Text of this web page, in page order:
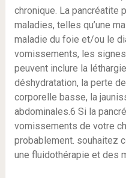
chronique. La pancréatite
maladies, telles qu’une
maladie du foie et/ou le
vomissements, les
peuvent inclure la
déshydratation, la perte
corporelle basse, la
abdominales.6 Si la
vomissements de votre
probablement. souhaitez
une fluidothérapie et des